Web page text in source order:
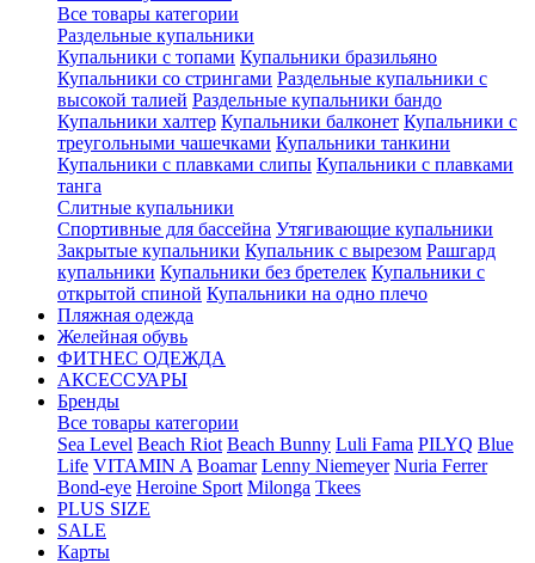
Все товары категории
Раздельные купальники
Купальники с топами Купальники бразильяно
Купальники со стрингами Раздельные купальники с
высокой талией Раздельные купальники бандо
Купальники халтер Купальники балконет Купальники с
треугольными чашечками Купальники танкини
Купальники с плавками слипы Купальники с плавками
танга
Слитные купальники
Спортивные для бассейна Утягивающие купальники
Закрытые купальники Купальник с вырезом Рашгард
купальники Купальники без бретелек Купальники с
открытой спиной Купальники на одно плечо
Пляжная одежда
Желейная обувь
ФИТНЕС ОДЕЖДА
АКСЕССУАРЫ
Бренды
Все товары категории
Sea Level Beach Riot Beach Bunny Luli Fama PILYQ Blue
Life VITAMIN A Boamar Lenny Niemeyer Nuria Ferrer
Bond-eye Heroine Sport Milonga Tkees
PLUS SIZE
SALE
Карты